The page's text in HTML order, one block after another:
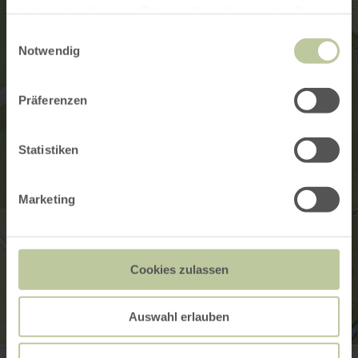
Notwendig
Präferenzen
Statistiken
Marketing
Cookies zulassen
Auswahl erlauben